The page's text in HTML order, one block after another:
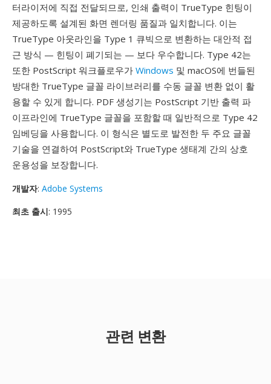
터라이저에 직접 전달되므로, 인쇄 출력이 TrueType 힌팅이
제공하도록 설계된 화면 렌더링 품질과 일치합니다. 이는
TrueType 아웃라인을 Type 1 큐빅으로 변환하는 대안적 접
근 방식 — 힌팅이 폐기되는 — 보다 우수합니다. Type 42는
또한 PostScript 워크플로우가 Windows 및 macOS에 번들된
방대한 TrueType 글꼴 라이브러리를 수동 글꼴 변환 없이 활
용할 수 있게 합니다. PDF 생성기는 PostScript 기반 출력 파
이프라인에 TrueType 글꼴을 포함할 때 일반적으로 Type 42
임베딩을 사용합니다. 이 형식은 별도로 발전한 두 주요 글꼴
기술을 연결하여 PostScript와 TrueType 생태계 간의 상호
운용성을 보장합니다.
개발자: Adobe Systems
최초 출시: 1995
관련 변환